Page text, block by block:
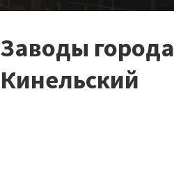
Заводы города
Кинельский